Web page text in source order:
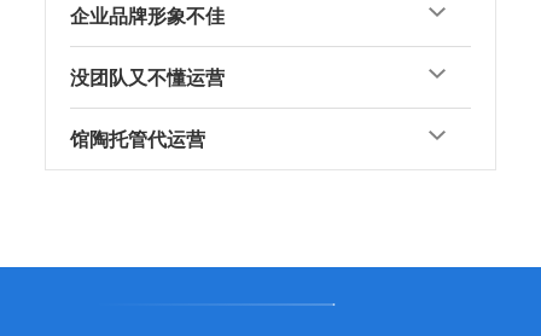
企业品牌形象不佳
没团队又不懂运营
馆陶托管代运营